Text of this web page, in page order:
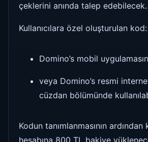
çeklerini anında talep edebilecek.
Kullanıcılara özel oluşturulan kod:
Domino’s mobil
veya Domino’s resmi
cüzdan bölümünde
Kodun tanımlanmasının ardından